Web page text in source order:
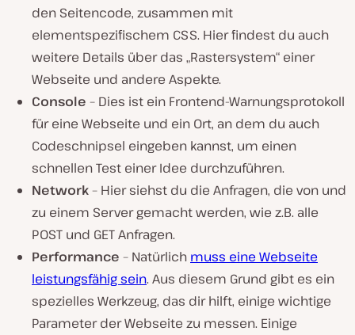
den Seitencode, zusammen mit
elementspezifischem CSS. Hier findest du auch
weitere Details über das „Rastersystem“ einer
Webseite und andere Aspekte.
Console – Dies ist ein Frontend-Warnungsprotokoll
für eine Webseite und ein Ort, an dem du auch
Codeschnipsel eingeben kannst, um einen
schnellen Test einer Idee durchzuführen.
Network– Hier siehst du die Anfragen, die von und
zu einem Server gemacht werden, wie z.B. alle
POST und GET Anfragen.
Performance – Natürlich muss eine Webseite
leistungsfähig sein. Aus diesem Grund gibt es ein
spezielles Werkzeug, das dir hilft, einige wichtige
Parameter der Webseite zu messen. Einige